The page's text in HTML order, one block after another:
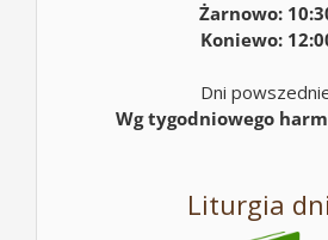
Żarnowo:
Koniewo:
Dni
Wg tygodniowego
Liturgia